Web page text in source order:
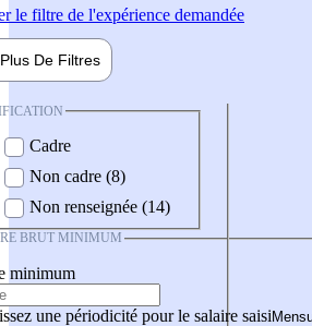
le filtre de l'expérience demandée
Plus De Filtres
Cadre
Non cadre (8)
Non renseignée (14)
BRUT MINIMUM
minimum
une périodicité pour le salaire saisi